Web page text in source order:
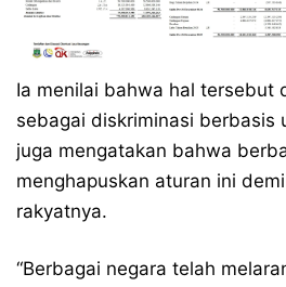
Ia menilai bahwa hal tersebut
sebagai diskriminasi berbasis
juga mengatakan bahwa
menghapuskan aturan ini
rakyatnya.
“Berbagai negara telah